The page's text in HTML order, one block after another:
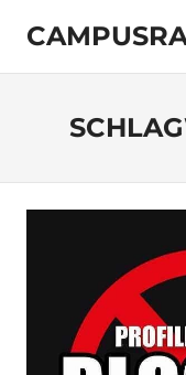
Inhalt
springen
103.4